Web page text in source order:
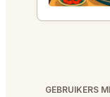
GEBRUIKERS